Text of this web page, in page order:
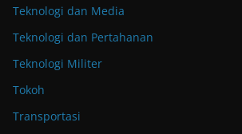
Teknologi dan Media
Teknologi dan Pertahanan
Teknologi Militer
Tokoh
Transportasi